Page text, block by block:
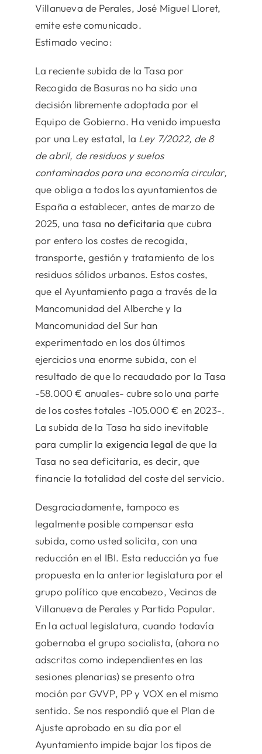
Villanueva de Perales, José Miguel Lloret,
emite este comunicado.
Estimado vecino:
La reciente subida de la Tasa por
Recogida de Basuras no ha sido una
decisión libremente adoptada por el
Equipo de Gobierno. Ha venido impuesta
por una Ley estatal, la Ley 7/2022, de 8
de abril, de residuos y suelos
contaminados para una economía circular,
que obliga a todos los ayuntamientos de
España a establecer, antes de marzo de
2025, una tasa no deficitaria que cubra
por entero los costes de recogida,
transporte, gestión y tratamiento de los
residuos sólidos urbanos. Estos costes,
que el Ayuntamiento paga a través de la
Mancomunidad del Alberche y la
Mancomunidad del Sur han
experimentado en los dos últimos
ejercicios una enorme subida, con el
resultado de que lo recaudado por la Tasa
-58.000 € anuales- cubre solo una parte
de los costes totales -105.000 € en 2023-.
La subida de la Tasa ha sido inevitable
para cumplir la exigencia legal de que la
Tasa no sea deficitaria, es decir, que
financie la totalidad del coste del servicio.
Desgraciadamente, tampoco es
legalmente posible compensar esta
subida, como usted solicita, con una
reducción en el IBI. Esta reducción ya fue
propuesta en la anterior legislatura por el
grupo político que encabezo, Vecinos de
Villanueva de Perales y Partido Popular.
En la actual legislatura, cuando todavía
gobernaba el grupo socialista, (ahora no
adscritos como independientes en las
sesiones plenarias) se presento otra
moción por GVVP, PP y VOX en el mismo
sentido. Se nos respondió que el Plan de
Ajuste aprobado en su día por el
Ayuntamiento impide bajar los tipos de